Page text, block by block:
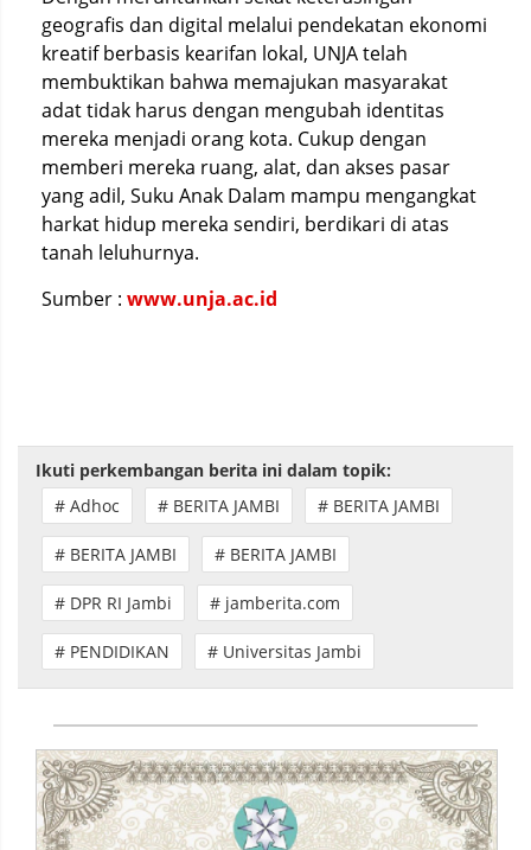
geografis dan digital melalui pendekatan ekonomi
kreatif berbasis kearifan lokal, UNJA telah
membuktikan bahwa memajukan masyarakat
adat tidak harus dengan mengubah identitas
mereka menjadi orang kota. Cukup dengan
memberi mereka ruang, alat, dan akses pasar
yang adil, Suku Anak Dalam mampu mengangkat
harkat hidup mereka sendiri, berdikari di atas
tanah leluhurnya.
Sumber : www.unja.ac.id
Ikuti perkembangan berita ini dalam topik:
# Adhoc
# BERITA JAMBI # BERITA JAMBI
# BERITA JAMBI # BERITA JAMBI
# DPR RI Jambi # jamberita.com
# PENDIDIKAN # Universitas Jambi